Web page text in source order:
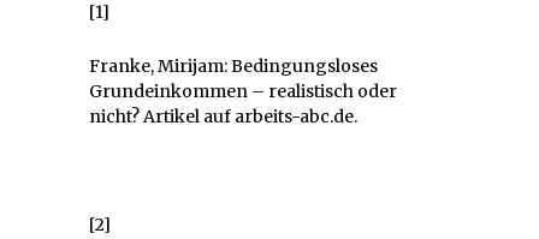
[1]
Franke, Mirijam: Bedingungsloses
Grundeinkommen – realistisch oder
nicht? Artikel auf arbeits-abc.de.
[2]